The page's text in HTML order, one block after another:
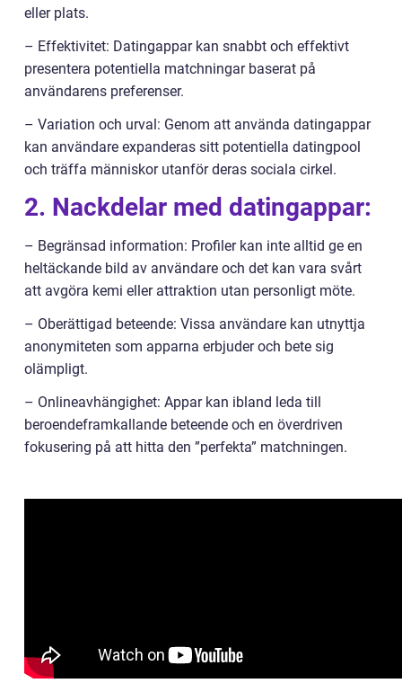
eller plats.
– Effektivitet: Datingappar kan snabbt och effektivt
presentera potentiella matchningar baserat på
användarens preferenser.
– Variation och urval: Genom att använda datingappar
kan användare expanderas sitt potentiella datingpool
och träffa människor utanför deras sociala cirkel.
2. Nackdelar med datingappar:
– Begränsad information: Profiler kan inte alltid ge en
heltäckande bild av användare och det kan vara svårt
att avgöra kemi eller attraktion utan personligt möte.
– Oberättigad beteende: Vissa användare kan utnyttja
anonymiteten som apparna erbjuder och bete sig
olämpligt.
– Onlineavhängighet: Appar kan ibland leda till
beroendeframkallande beteende och en överdriven
fokusering på att hitta den ”perfekta” matchningen.